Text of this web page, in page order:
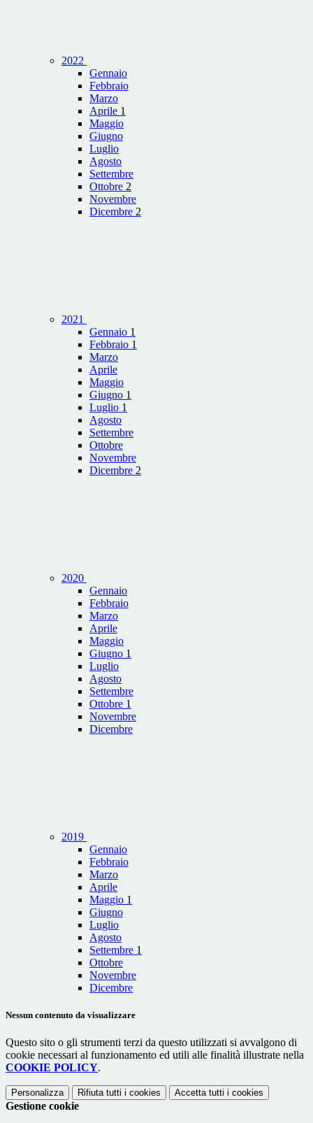
2022
Gennaio
Febbraio
Marzo
Aprile 1
Maggio
Giugno
Luglio
Agosto
Settembre
Ottobre 2
Novembre
Dicembre 2
2021
Gennaio 1
Febbraio 1
Marzo
Aprile
Maggio
Giugno 1
Luglio 1
Agosto
Settembre
Ottobre
Novembre
Dicembre 2
2020
Gennaio
Febbraio
Marzo
Aprile
Maggio
Giugno 1
Luglio
Agosto
Settembre
Ottobre 1
Novembre
Dicembre
2019
Gennaio
Febbraio
Marzo
Aprile
Maggio 1
Giugno
Luglio
Agosto
Settembre 1
Ottobre
Novembre
Dicembre
Nessun contenuto da visualizzare
Questo sito o gli strumenti terzi da questo utilizzati si avvalgono di
cookie necessari al funzionamento ed utili alle finalità illustrate nella
COOKIE POLICY.
Personalizza Rifiuta tutti i cookies Accetta tutti i cookies
Gestione cookie